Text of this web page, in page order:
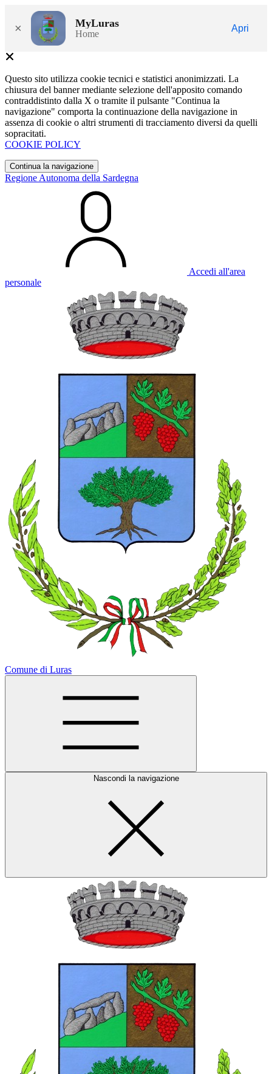
× MyLuras
Home
Apri
Questo sito utilizza cookie tecnici e statistici anonimizzati. La
chiusura del banner mediante selezione dell'apposito comando
contraddistinto dalla X o tramite il pulsante "Continua la
navigazione" comporta la continuazione della navigazione in
assenza di cookie o altri strumenti di tracciamento diversi da quelli
sopracitati.
COOKIE POLICY
Continua la navigazione
Regione Autonoma della Sardegna
Accedi all'area
personale
Comune di Luras
Nascondi la navigazione